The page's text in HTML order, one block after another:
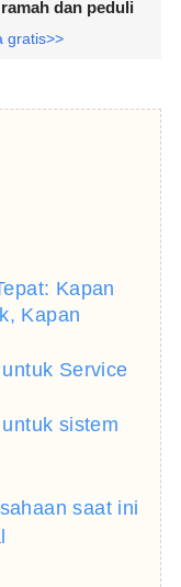
dan peduli
gratis>>
Kapan
Kapan
Service
sistem
saat ini